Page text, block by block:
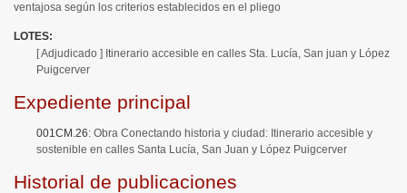
ventajosa según los criterios establecidos en el pliego
LOTES
[ Adjudicado ] Itinerario accesible en calles Sta. Lucía, San juan y López
Puigcerver
Expediente principal
001CM.26: Obra Conectando historia y ciudad: Itinerario accesible y
sostenible en calles Santa Lucía, San Juan y López Puigcerver
Historial de publicaciones